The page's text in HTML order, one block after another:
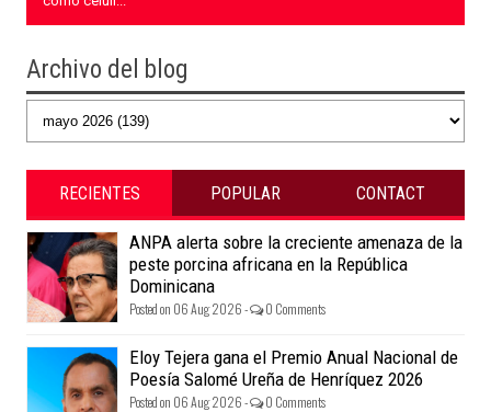
Archivo del blog
RECIENTES POPULAR CONTACT
ANPA alerta sobre la creciente amenaza de la
peste porcina africana en la República
Dominicana
Posted on 06 Aug 2026 - 0 Comments
Eloy Tejera gana el Premio Anual Nacional de
Poesía Salomé Ureña de Henríquez 2026
Posted on 06 Aug 2026 - 0 Comments